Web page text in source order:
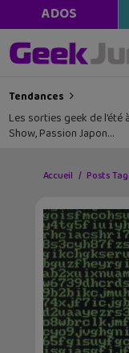
ADOS
Tendances
Les sorties geek de l’été
Show, Passion Japon…
Accueil Posts